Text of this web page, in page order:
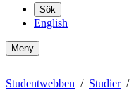
Sök
English
Meny
Studentwebben Studier